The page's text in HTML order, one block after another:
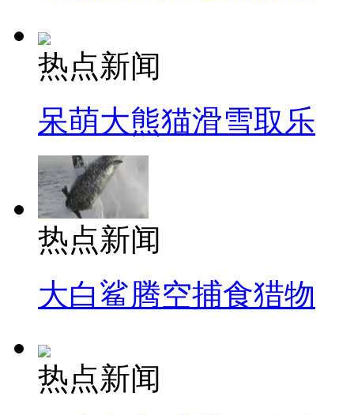
热点新闻
呆萌大熊猫滑雪取乐
热点新闻
大白鲨腾空捕食猎物
热点新闻